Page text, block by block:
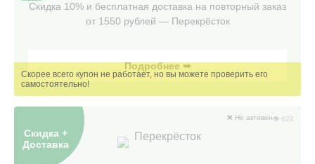
Скидка 10% и бесплатная доставка на повторный заказ
от 1550 рублей — Перекрëсток
Подробнее ➥
Скидка +
Доставка
Перекрёсток
❌ Не активен👁 622